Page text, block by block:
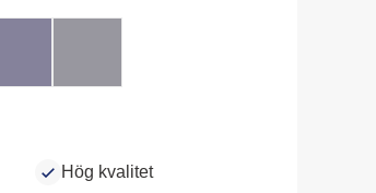
Hög kvalitet